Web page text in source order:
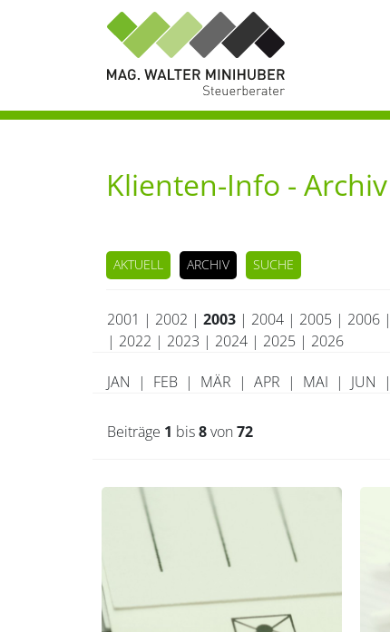
Klienten-Info - Archiv
AKTUELL ARCHIV SUCHE
2001 | 2002 | 2003 | 2004 | 2005 | 2006 |
| 2022 | 2023 | 2024 | 2025 | 2026
JAN | FEB | MÄR | APR | MAI | JUN |
Beiträge 1 bis8von72